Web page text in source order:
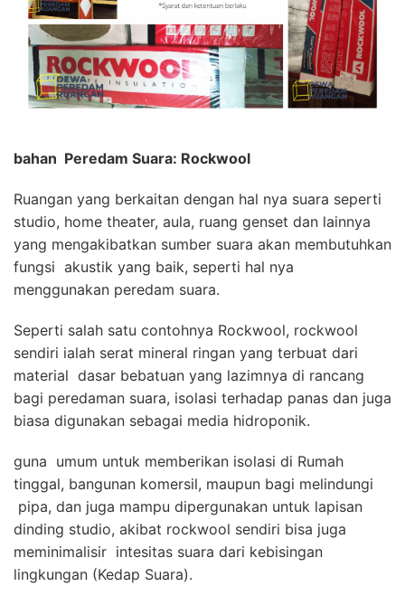
bahan Peredam Suara: Rockwool
Ruangan yang berkaitan dengan hal nya suara seperti
studio, home theater, aula, ruang genset dan lainnya
yang mengakibatkan sumber suara akan membutuhkan
fungsi akustik yang baik, seperti hal nya
menggunakan peredam suara.
Seperti salah satu contohnya Rockwool, rockwool
sendiri ialah serat mineral ringan yang terbuat dari
material dasar bebatuan yang lazimnya di rancang
bagi peredaman suara, isolasi terhadap panas dan juga
biasa digunakan sebagai media hidroponik.
guna umum untuk memberikan isolasi di Rumah
tinggal, bangunan komersil, maupun bagi melindungi
pipa, dan juga mampu dipergunakan untuk lapisan
dinding studio, akibat rockwool sendiri bisa juga
meminimalisir intesitas suara dari kebisingan
lingkungan (Kedap Suara).